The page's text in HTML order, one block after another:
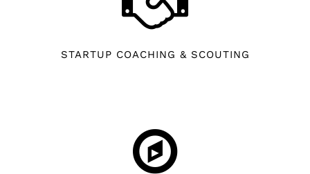
STARTUP COACHING & SCOUTING